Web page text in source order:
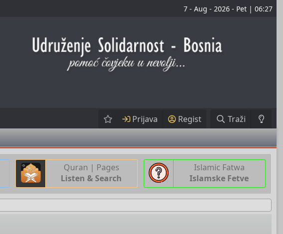
7 - Aug - 2026 - Pet | 06:27
Prijava Regist Traži
Quran | Pages
Listen & Search
Islamic Fatwa
Islamske Fetve